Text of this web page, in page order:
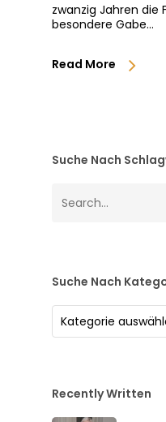
zwanzig Jahren die
besondere Gabe…
Read More
Suche Nach
Suche Nach
Suche
nach
Kategorie
Recently Written